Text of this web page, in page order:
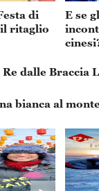
di
ritaglio
E se
dalle Braccia
bianca al